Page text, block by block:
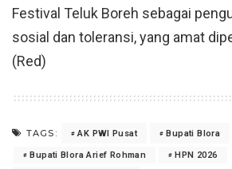
Festival Teluk Boreh sebagai
sosial dan toleransi, yang amat
(Red)
TAGS: AK PWI Pusat Bupati Blora
Bupati Blora Arief Rohman
HPN 2026